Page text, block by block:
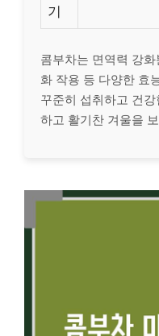
기
콤부차는 면역력 강
화 작용 등 다양한 효
꾸준히 섭취하고 건
하고 활기찬 겨울을